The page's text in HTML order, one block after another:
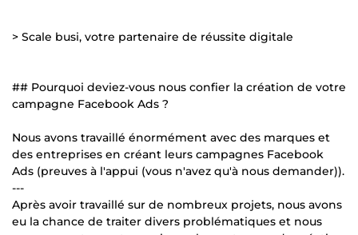
> Scale busi, votre partenaire de réussite digitale
## Pourquoi deviez-vous nous confier la création de votre
campagne Facebook Ads ?
Nous avons travaillé énormément avec des marques et
des entreprises en créant leurs campagnes Facebook
Ads (preuves à l'appui (vous n'avez qu'à nous demander)).
---
Après avoir travaillé sur de nombreux projets, nous avons
eu la chance de traiter divers problématiques et nous